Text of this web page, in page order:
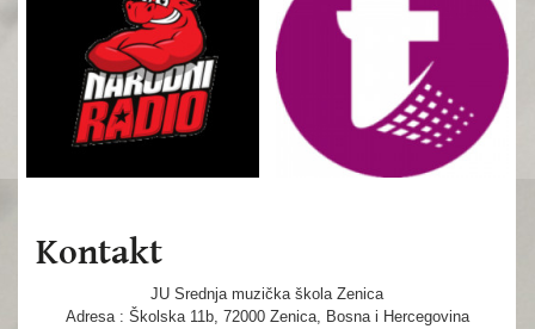
Kontakt
JU Srednja muzička škola Zenica
Adresa : Školska 11b, 72000 Zenica, Bosna i Hercegovina